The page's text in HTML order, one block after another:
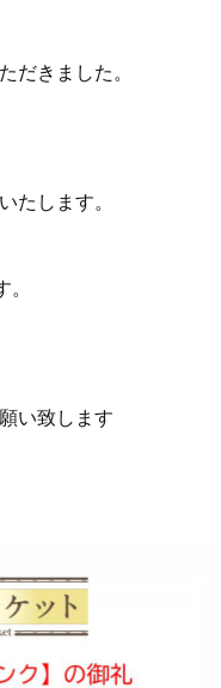
だきました。
たします。
い致します